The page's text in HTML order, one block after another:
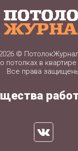
©
потолках в
Все права